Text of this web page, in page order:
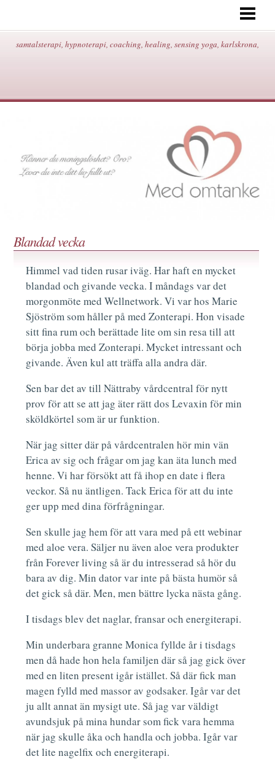
OM MIG/KONTAKT/ADRESS/
SENSING YOGA
samtalsterapi, hypnoterapi, coaching, healing, sensing yoga, karlskrona,
Blandad vecka
Himmel vad tiden rusar iväg. Har haft en mycket
blandad och givande vecka. I måndags var det
morgonmöte med Wellnetwork. Vi var hos Marie
Sjöström som håller på med Zonterapi. Hon visade
sitt fina rum och berättade lite om sin resa till att
börja jobba med Zonterapi. Mycket intressant och
givande. Även kul att träffa alla andra där.
Sen bar det av till Nättraby vårdcentral för nytt
prov för att se att jag äter rätt dos Levaxin för min
sköldkörtel som är ur funktion.
När jag sitter där på vårdcentralen hör min vän
Erica av sig och frågar om jag kan äta lunch med
henne. Vi har försökt att få ihop en date i flera
veckor. Så nu äntligen. Tack Erica för att du inte
ger upp med dina förfrågningar.
Sen skulle jag hem för att vara med på ett webinar
med aloe vera. Säljer nu även aloe vera produkter
från Forever living så är du intresserad så hör du
bara av dig. Min dator var inte på bästa humör så
det gick så där. Men, men bättre lycka nästa gång.
I tisdags blev det naglar, fransar och energiterapi.
Min underbara granne Monica fyllde år i tisdags
men då hade hon hela familjen där så jag gick över
med en liten present igår istället. Så där fick man
magen fylld med massor av godsaker. Igår var det
ju allt annat än mysigt ute. Så jag var väldigt
avundsjuk på mina hundar som fick vara hemma
när jag skulle åka och handla och jobba. Igår var
det lite nagelfix och energiterapi.